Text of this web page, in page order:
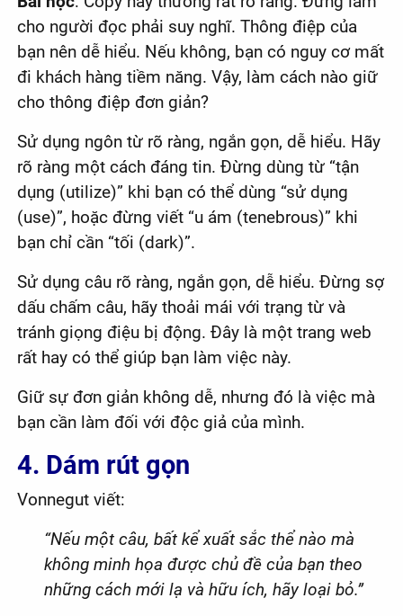
cho người đọc phải suy nghĩ. Thông điệp của
bạn nên dễ hiểu. Nếu không, bạn có nguy cơ mất
đi khách hàng tiềm năng. Vậy, làm cách nào giữ
cho thông điệp đơn giản?
Sử dụng ngôn từ rõ ràng, ngắn gọn, dễ hiểu. Hãy
rõ ràng một cách đáng tin. Đừng dùng từ “tận
dụng (utilize)” khi bạn có thể dùng “sử dụng
(use)”, hoặc đừng viết “u ám (tenebrous)” khi
bạn chỉ cần “tối (dark)”.
Sử dụng câu rõ ràng, ngắn gọn, dễ hiểu. Đừng sợ
dấu chấm câu, hãy thoải mái với trạng từ và
tránh giọng điệu bị động. Đây là một trang web
rất hay có thể giúp bạn làm việc này.
Giữ sự đơn giản không dễ, nhưng đó là việc mà
bạn cần làm đối với độc giả của mình.
4. Dám rút gọn
Vonnegut viết:
“Nếu một câu, bất kể xuất sắc thể nào mà
không minh họa được chủ đề của bạn theo
những cách mới lạ và hữu ích, hãy loại bỏ.”